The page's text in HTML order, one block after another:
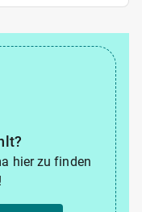
hier zu finden